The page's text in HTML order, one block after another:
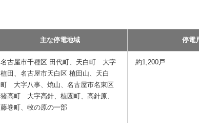
主な停電地域 停電
名古屋市千種区 田代町、天白町 大字
植田、名古屋市天白区 植田山、天白
町 大字八事、焼山、名古屋市名東区
猪高町 大字高針、植園町、高針原、
藤巻町、牧の原の一部
約1,200戸